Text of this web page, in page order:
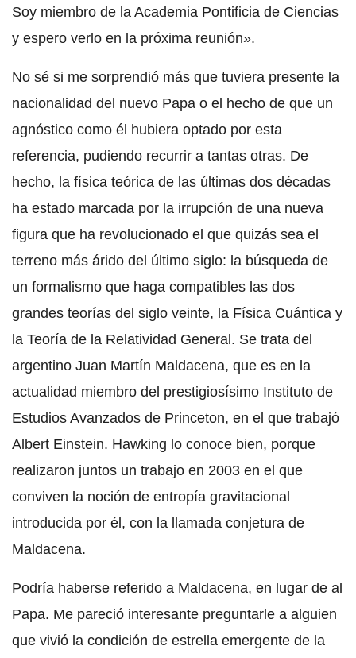
Soy miembro de la Academia Pontificia de Ciencias
y espero verlo en la próxima reunión».
No sé si me sorprendió más que tuviera presente la
nacionalidad del nuevo Papa o el hecho de que un
agnóstico como él hubiera optado por esta
referencia, pudiendo recurrir a tantas otras. De
hecho, la física teórica de las últimas dos décadas
ha estado marcada por la irrupción de una nueva
figura que ha revolucionado el que quizás sea el
terreno más árido del último siglo: la búsqueda de
un formalismo que haga compatibles las dos
grandes teorías del siglo veinte, la Física Cuántica y
la Teoría de la Relatividad General. Se trata del
argentino Juan Martín Maldacena, que es en la
actualidad miembro del prestigiosísimo Instituto de
Estudios Avanzados de Princeton, en el que trabajó
Albert Einstein. Hawking lo conoce bien, porque
realizaron juntos un trabajo en 2003 en el que
conviven la noción de entropía gravitacional
introducida por él, con la llamada conjetura de
Maldacena.
Podría haberse referido a Maldacena, en lugar de al
Papa. Me pareció interesante preguntarle a alguien
que vivió la condición de estrella emergente de la